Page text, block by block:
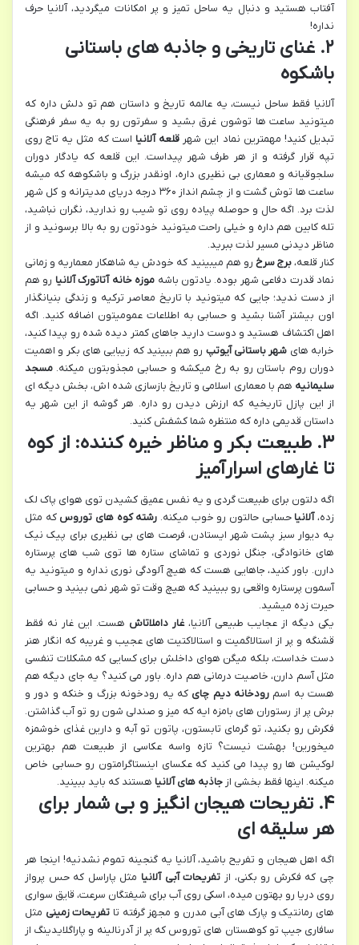
آفتاب هستید و دنبال یه ساحل تمیز و پر امکانات میگردید، آلانیا حرف
نداره!
۲. غنای تاریخی و جاذبه های باستانی
باشکوه
آلانیا فقط ساحل نیست، یه عالمه تاریخ و داستان هم تو دلش داره که
میتونید ساعت ها توشون غرق بشید و سفرتون رو به یه سفر فرهنگی
تبدیل کنید! مهمترین نماد این شهر قلعه آلانیا است که مثل یه تاج روی
تپه قرار گرفته و از هر طرف شهر پیداست. این قلعه که یادگار دوران
سلجوقیانه و معماری بی نظیری داره، اونقدر بزرگ و باشکوهه که میشه
ساعت ها توش گشت و از چشم انداز ۳۶۰ درجه دریای مدیترانه و کل شهر
لذت برد. اگه حال و حوصله پیاده روی تو شیب رو ندارید، نگران نباشید،
تله کابین هم داره و خیلی راحت میتونید خودتون رو به بالا برسونید و از
مناظر دیدنی مسیر لذت ببرید.
کنار قلعه،برج سرخ رو هم میبینید که خودش یه شاهکار معماریه و زمانی
نماد قدرت دفاعی شهر بوده. یادتون باشه موزه خانه آتاتورک آلانیا رو هم
از دست ندید؛ جایی که میتونید با تاریخ معاصر ترکیه و زندگی بنیانگذار
اون بیشتر آشنا بشید و حسابی به اطلاعات عمومیتون اضافه کنید. اگه
اهل اکتشاف هستید و دوست دارید جاهای کمتر دیده شده رو پیدا کنید،
خرابه های شهر باستانی آیوتپ رو هم ببینید که زیبایی های بکر و اهمیت
دوران روم باستان رو به رخ میکشه و حسابی مجذوبتون میکنه. مسجد
سلیمانیه هم با معماری اسلامی و تاریخ بازسازی شده اش، بخش دیگه ای
از این پازل تاریخیه که ارزش دیدن رو داره. هر گوشه از این شهر یه
داستان قدیمی داره که منتظره شما کشفش کنید.
۳. طبیعت بکر و مناظر خیره کننده: از کوه
تا غارهای اسرارآمیز
اگه دلتون برای طبیعت گردی و یه نفس عمیق کشیدن توی هوای پاک لک
زده،آلانیا حسابی حالتون رو خوب میکنه. رشته کوه های توروس که مثل
یه دیوار سبز پشت شهر ایستادن، فرصت های بی نظیری برای پیک نیک
های خانوادگی، جنگل نوردی و تماشای ستاره ها توی شب های پرستاره
دارن. باور کنید، جاهایی هست که هیچ آلودگی نوری نداره و میتونید یه
آسمون پرستاره واقعی رو ببینید که هیچ وقت تو شهر نمی بینید و حسابی
حیرت زده میشید.
یکی دیگه از عجایب طبیعی آلانیا،غار داملاتاش هست. این غار نه فقط
قشنگه و پر از استالاگمیت و استالاکتیت های عجیب و غریبه که انگار هنر
دست خداست، بلکه میگن هوای داخلش برای کسایی که مشکلات تنفسی
مثل آسم دارن، خاصیت درمانی هم داره. باور می کنید؟ یه جای دیگه هم
هست به اسمرودخانه دیم چای که یه رودخونه بزرگ و خنکه و دور و
برش پر از رستوران های بامزه ایه که میز و صندلی شون رو تو آب گذاشتن.
فکرش رو بکنید، تو گرمای تابستون، پاتون تو آبه و دارین غذای خوشمزه
میخورین! بهشت نیست؟ تازه واسه عکاسی از طبیعت هم بهترین
لوکیشن ها رو پیدا می کنید که عکسای اینستاگرامتون رو حسابی خاص
میکنه. اینها فقط بخشی از جاذبه های آلانیا هستند که باید ببینید.
۴. تفریحات هیجان انگیز و بی شمار برای
هر سلیقه ای
اگه اهل هیجان و تفریح باشید، آلانیا یه گنجینه تموم نشدنیه! اینجا هر
چی که فکرش رو بکنی، از تفریحات آبی آلانیا مثل پاراسل که حس پرواز
روی دریا رو بهتون میده، اسکی روی آب برای شیفتگان سرعت، قایق سواری
های رمانتیک و پارک های آبی مدرن و مجهز گرفته تا تفریحات زمینی مثل
سافاری جیپ تو کوهستان های توروس که پر از آدرنالینه و پاراگلایدینگ از